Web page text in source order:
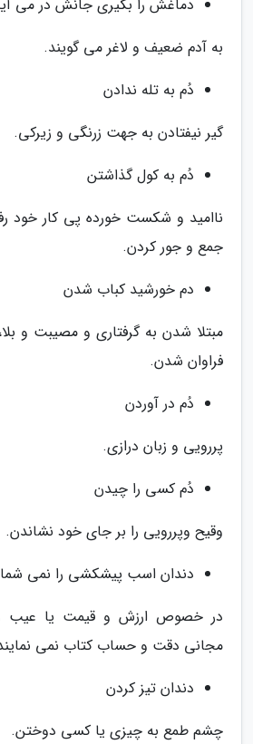
دماغش را بگیری جانش در می
به آدم ضعیف و لاغر می گویند.
دُم به تله ندادن
گیر نیفتادن به جهت زرنگی و زیرکی.
دُم به کول گذاشتن
ناامید و شکست خورده پی کار خود
جمع و جور کردن.
دم خورشید کباب شدن
مبتلا شدن به گرفتاری و مصیبت و
فراوان شدن.
دُم در آوردن
پررویی و زبان درازی.
دُم کسی را چیدن
وقیح وپررویی را بر جای خود نشاندن.
دندان اسب پیشکشی را نمی
در خصوص ارزش و قیمت یا عیب و
مجانی دقت و حساب کتاب نمی
دندان تیز کردن
چشم طمع به چیزی یا کسی دوختن.